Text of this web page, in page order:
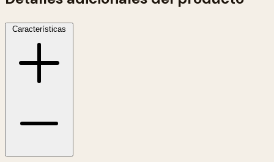
Características